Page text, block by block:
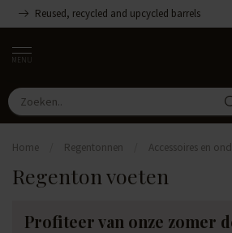
Reused, recycled and upcycled barrels
MENU
Home Regentonnen Accessoires en
Regenton voeten
Profiteer van onze zomer